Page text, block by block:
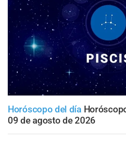
Horóscopo del día
09 de agosto de 2026